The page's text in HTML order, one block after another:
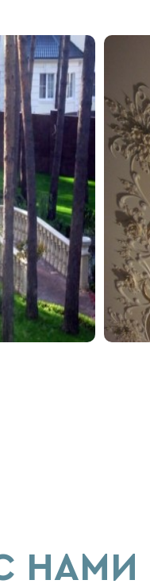
НАМИ